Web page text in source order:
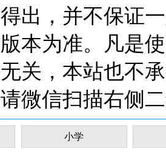
出，并不保证
本为准。凡是
关，本站也不
微信扫描右侧
小学